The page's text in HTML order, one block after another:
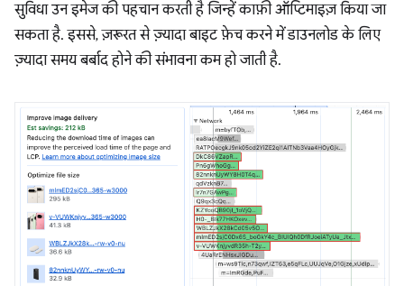
सुविधा उन इमेज की पहचान करती है जिन्हें काफ़ी ऑप्टिमाइज़ किया जा
सकता है. इससे, ज़रूरत से ज़्यादा बाइट फ़ेच करने में डाउनलोड के लिए
ज़्यादा समय बर्बाद होने की संभावना कम हो जाती है.